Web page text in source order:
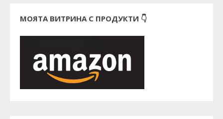
МОЯТА ВИТРИНА С ПРОДУКТИ 👇